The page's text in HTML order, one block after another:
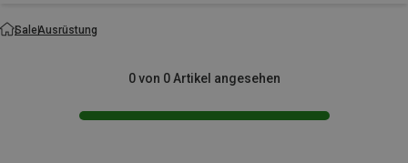
SaleAusrüstung
0 von 0 Artikel angesehen